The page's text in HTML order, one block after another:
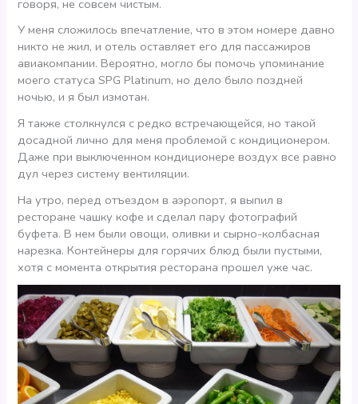
говоря, не совсем чистым.
У меня сложилось впечатление, что в этом номере давно
никто не жил, и отель оставляет его для пассажиров
авиакомпании. Вероятно, могло бы помочь упоминание
моего статуса SPG Platinum, но дело было поздней
ночью, и я был измотан.
Я также столкнулся с редко встречающейся, но такой
досадной лично для меня проблемой с кондиционером.
Даже при выключенном кондиционере воздух все равно
дул через систему вентиляции.
На утро, перед отъездом в аэропорт, я выпил в
ресторане чашку кофе и сделал пару фотографий
буфета. В нем были овощи, оливки и сырно-колбасная
нарезка. Контейнеры для горячих блюд были пустыми,
хотя с момента открытия ресторана прошел уже час.